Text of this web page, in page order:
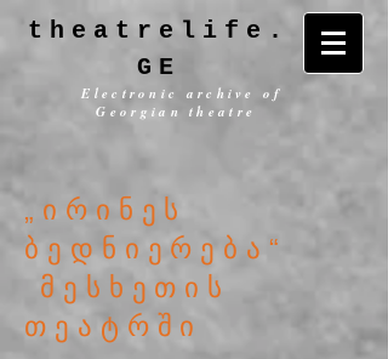
theatrelife.
GE
Electronic archive of
Georgian theatre
„ირინეს
ბედნიერება“
მესხეთის
თეატრში